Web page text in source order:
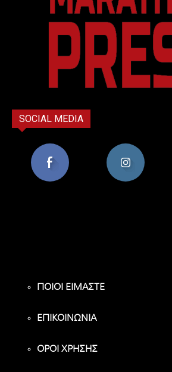
SOCIAL MEDIA
ΠΟΙΟΙ ΕΙΜΑΣΤΕ
ΕΠΙΚΟΙΝΩΝΙΑ
ΟΡΟΙ ΧΡΗΣΗΣ